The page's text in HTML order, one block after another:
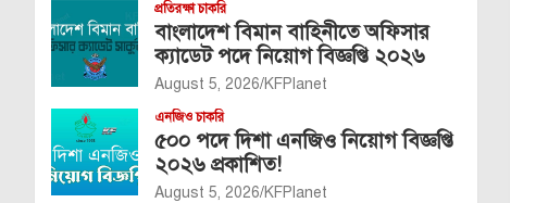
প্রতিরক্ষা চাকরি
বাংলাদেশ বিমান বাহিনীতে অফিসার
ক্যাডেট পদে নিয়োগ বিজ্ঞপ্তি ২০২৬
August 5, 2026 KFPlanet
এনজিও চাকরি
৫০০ পদে দিশা এনজিও নিয়োগ বিজ্ঞপ্তি
২০২৬ প্রকাশিত!
August 5, 2026 KFPlanet